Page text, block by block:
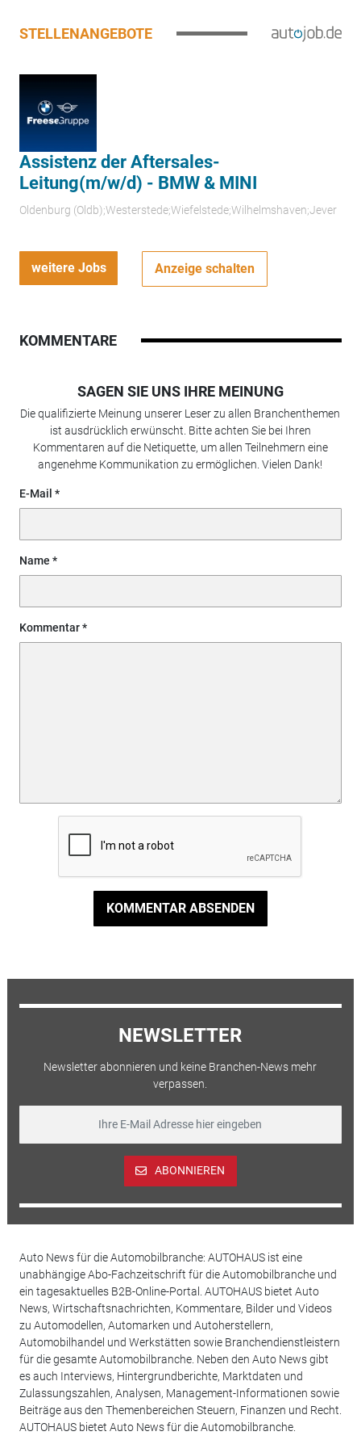
STELLENANGEBOTE
Assistenz der Aftersales-
Leitung(m/w/d) - BMW & MINI
Oldenburg (Oldb);Westerstede;Wiefelstede;Wilhelmshaven;Jever
weitere Jobs Anzeige schalten
KOMMENTARE
SAGEN SIE UNS IHRE MEINUNG
Die qualifizierte Meinung unserer Leser zu allen Branchenthemen
ist ausdrücklich erwünscht. Bitte achten Sie bei Ihren
Kommentaren auf die Netiquette, um allen Teilnehmern eine
angenehme Kommunikation zu ermöglichen. Vielen Dank!
E-Mail
Name
Kommentar
KOMMENTAR ABSENDEN
NEWSLETTER
Newsletter abonnieren und keine Branchen-News mehr
verpassen.
ABONNIEREN
Auto News für die Automobilbranche: AUTOHAUS ist eine
unabhängige Abo-Fachzeitschrift für die Automobilbranche und
ein tagesaktuelles B2B-Online-Portal. AUTOHAUS bietet Auto
News, Wirtschaftsnachrichten, Kommentare, Bilder und Videos
zu Automodellen, Automarken und Autoherstellern,
Automobilhandel und Werkstätten sowie Branchendienstleistern
für die gesamte Automobilbranche. Neben den Auto News gibt
es auch Interviews, Hintergrundberichte, Marktdaten und
Zulassungszahlen, Analysen, Management-Informationen sowie
Beiträge aus den Themenbereichen Steuern, Finanzen und Recht.
AUTOHAUS bietet Auto News für die Automobilbranche.